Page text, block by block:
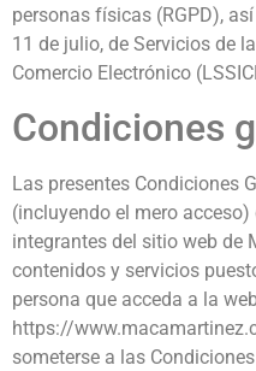
personas físicas (RGPD),
11 de julio, de Servicios de
Comercio Electrónico
Condiciones
Las presentes Condiciones
(incluyendo el mero
integrantes del sitio web de
contenidos y servicios
persona que acceda a la
https://
someterse a las